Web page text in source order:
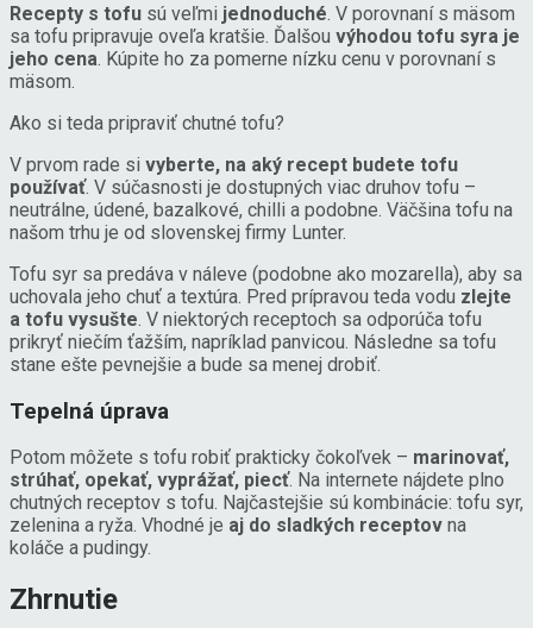
Recepty s tofu sú veľmi jednoduché. V porovnaní s mäsom
sa tofu pripravuje oveľa kratšie. Ďalšou výhodou tofu syra je
jeho cena. Kúpite ho za pomerne nízku cenu v porovnaní s
mäsom.
Ako si teda pripraviť chutné tofu?
V prvom rade si vyberte, na aký recept budete tofu
používať. V súčasnosti je dostupných viac druhov tofu –
neutrálne, údené, bazalkové, chilli a podobne. Väčšina tofu na
našom trhu je od slovenskej firmy Lunter.
Tofu syr sa predáva v náleve (podobne ako mozarella), aby sa
uchovala jeho chuť a textúra. Pred prípravou teda vodu zlejte
a tofu vysušte. V niektorých receptoch sa odporúča tofu
prikryť niečím ťažším, napríklad panvicou. Následne sa tofu
stane ešte pevnejšie a bude sa menej drobiť.
Tepelná úprava
Potom môžete s tofu robiť prakticky čokoľvek – marinovať,
strúhať, opekať, vyprážať, piecť. Na internete nájdete plno
chutných receptov s tofu. Najčastejšie sú kombinácie: tofu syr,
zelenina a ryža. Vhodné je aj do sladkých receptov na
koláče a pudingy.
Zhrnutie